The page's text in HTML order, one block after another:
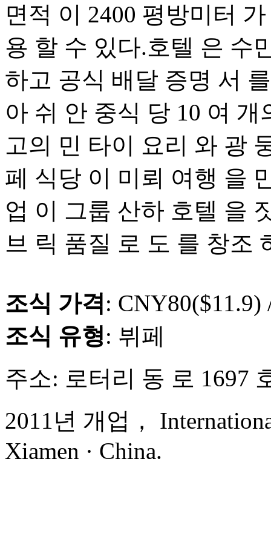
면적 이 2400 평방미터
용 할 수 있다.호텔 은 수
하고 공식 배달 증명 서
아 쉬 안 중식 당 10 여
고의 민 타이 요리 와 광
페 식당 이 미뢰 여행 을
업 이 그룹 산하 호텔 을
브 릭 품질 로 도 를 창조
조식 가격: CNY80($11.9)
조식 유형: 뷔페
주소: 로터리 동 로 1697
2011년 개업，
Xiamen · China.